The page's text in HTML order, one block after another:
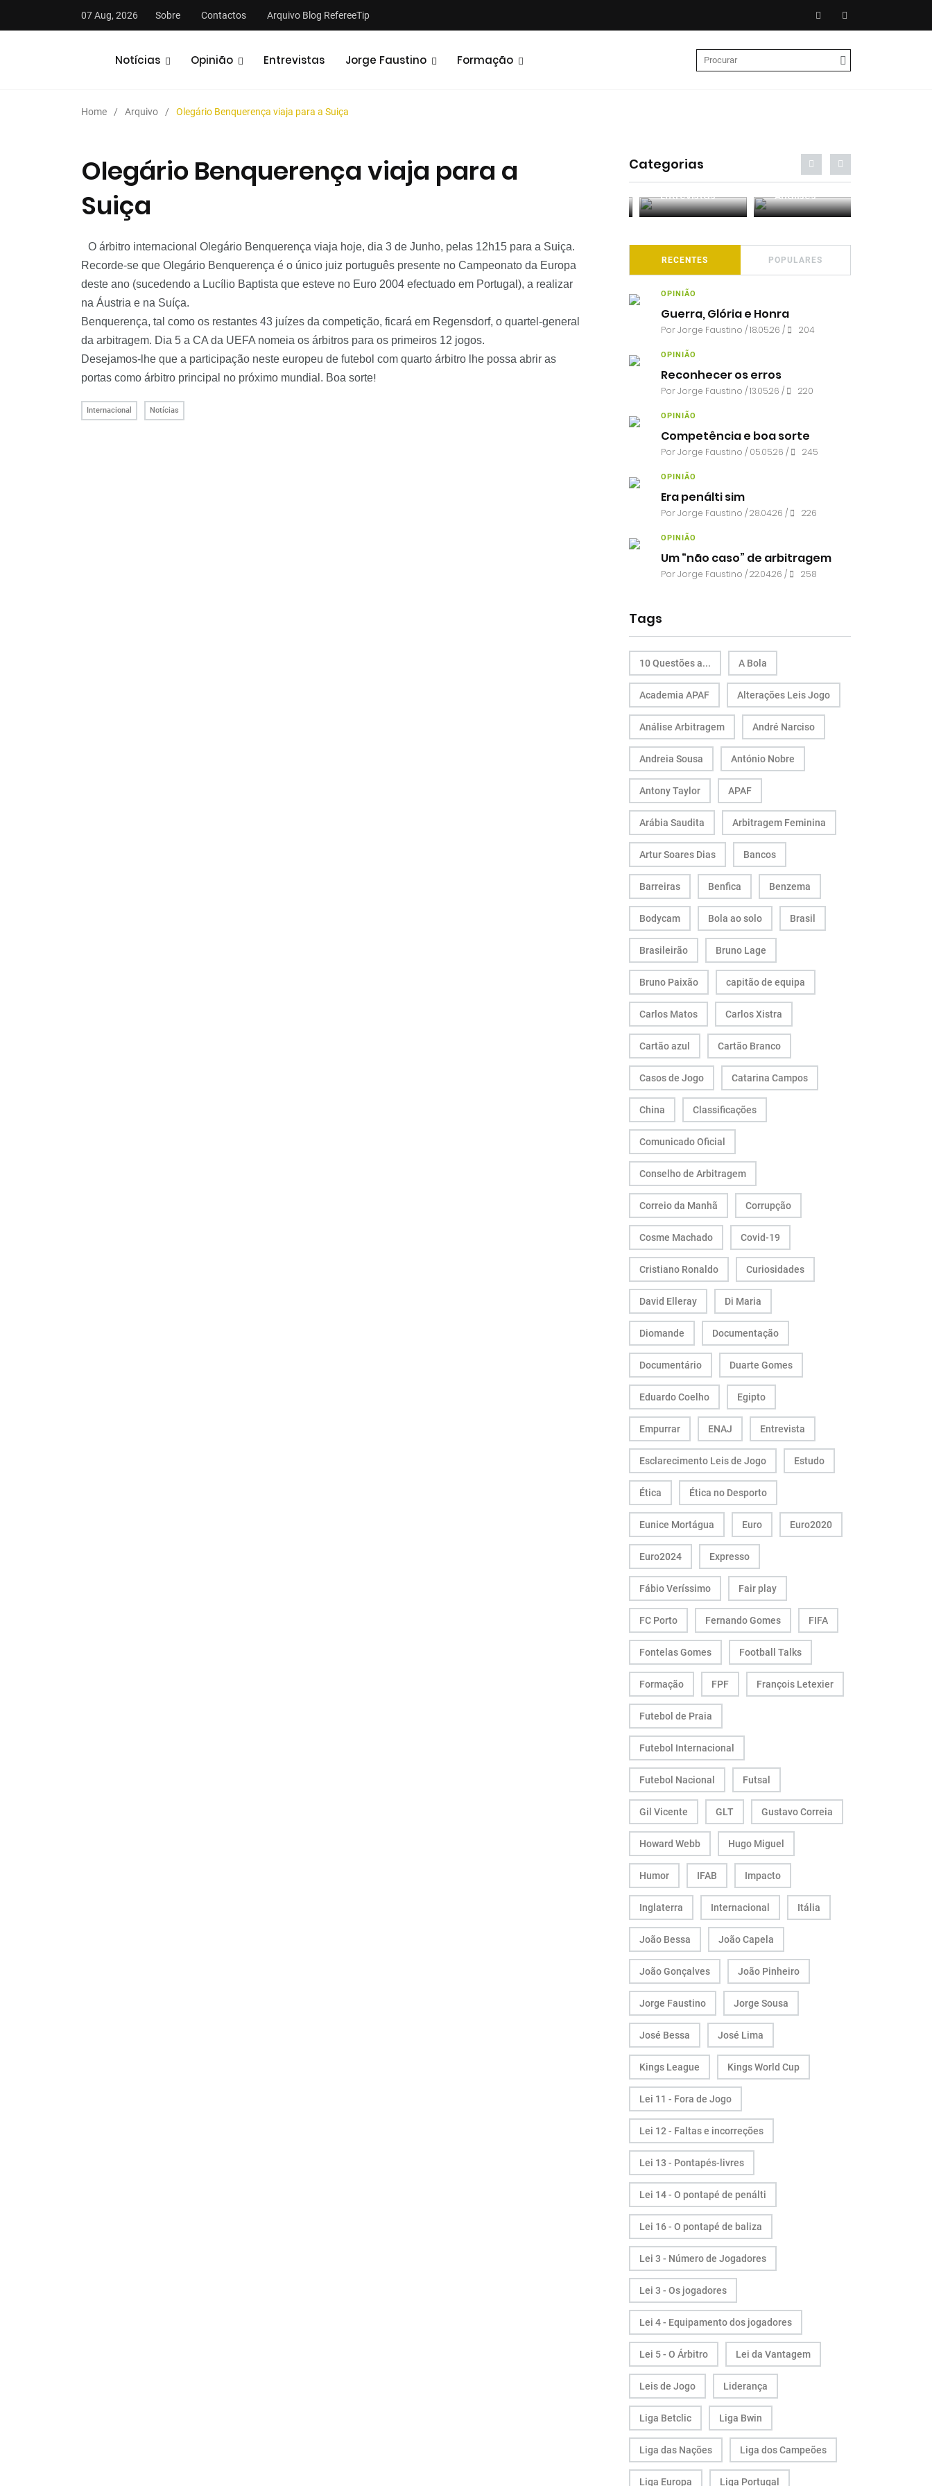
07 Aug, 2026 Sobre Contactos Arquivo Blog RefereeTip
Notícias Opinião Entrevistas Jorge Faustino Formação
Home Arquivo Olegário Benquerença viaja para a Suiça
Olegário Benquerença viaja para a
Suiça
O árbitro internacional Olegário Benquerença viaja hoje, dia 3 de Junho, pelas 12h15 para a Suiça.
Recorde-se que Olegário Benquerença é o único juiz português presente no Campeonato da Europa
deste ano (sucedendo a Lucílio Baptista que esteve no Euro 2004 efectuado em Portugal), a realizar
na Áustria e na Suíça.
Benquerença, tal como os restantes 43 juízes da competição, ficará em Regensdorf, o quartel-general
da arbitragem. Dia 5 a CA da UEFA nomeia os árbitros para os primeiros 12 jogos.
Desejamos-lhe que a participação neste europeu de futebol com quarto árbitro lhe possa abrir as
portas como árbitro principal no próximo mundial. Boa sorte!
Internacional Notícias
Categorias
Análises Entrevistas Análises
RECENTES POPULARES
OPINIÃO
Guerra, Glória e Honra
PorJorge Faustino / 18.05.26 / 204
OPINIÃO
Reconhecer os erros
PorJorge Faustino / 13.05.26 / 220
OPINIÃO
Competência e boa sorte
PorJorge Faustino / 05.05.26 / 245
OPINIÃO
Era penálti sim
PorJorge Faustino / 28.04.26 / 226
OPINIÃO
Um “não caso” de arbitragem
PorJorge Faustino / 22.04.26 / 258
Tags
10 Questões a... A Bola
Academia APAF Alterações Leis Jogo
Análise Arbitragem André Narciso
Andreia Sousa António Nobre
Antony Taylor APAF
Arábia Saudita Arbitragem Feminina
Artur Soares Dias Bancos
Barreiras Benfica Benzema
Bodycam Bola ao solo Brasil
Brasileirão Bruno Lage
Bruno Paixão capitão de equipa
Carlos Matos Carlos Xistra
Cartão azul Cartão Branco
Casos de Jogo Catarina Campos
China Classificações
Comunicado Oficial
Conselho de Arbitragem
Correio da Manhã Corrupção
Cosme Machado Covid-19
Cristiano Ronaldo Curiosidades
David Elleray Di Maria
Diomande Documentação
Documentário Duarte Gomes
Eduardo Coelho Egipto
Empurrar ENAJ Entrevista
Esclarecimento Leis de Jogo Estudo
Ética Ética no Desporto
Eunice Mortágua Euro Euro2020
Euro2024 Expresso
Fábio Veríssimo Fair play
FC Porto Fernando Gomes FIFA
Fontelas Gomes Football Talks
Formação FPF François Letexier
Futebol de Praia
Futebol Internacional
Futebol Nacional Futsal
Gil Vicente GLT Gustavo Correia
Howard Webb Hugo Miguel
Humor IFAB Impacto
Inglaterra Internacional Itália
João Bessa João Capela
João Gonçalves João Pinheiro
Jorge Faustino Jorge Sousa
José Bessa José Lima
Kings League Kings World Cup
Lei 11 - Fora de Jogo
Lei 12 - Faltas e incorreções
Lei 13 - Pontapés-livres
Lei 14 - O pontapé de penálti
Lei 16 - O pontapé de baliza
Lei 3 - Número de Jogadores
Lei 3 - Os jogadores
Lei 4 - Equipamento dos jogadores
Lei 5 - O Árbitro Lei da Vantagem
Leis de Jogo Liderança
Liga Betclic Liga Bwin
Liga das Nações Liga dos Campeões
Liga Europa Liga Portugal